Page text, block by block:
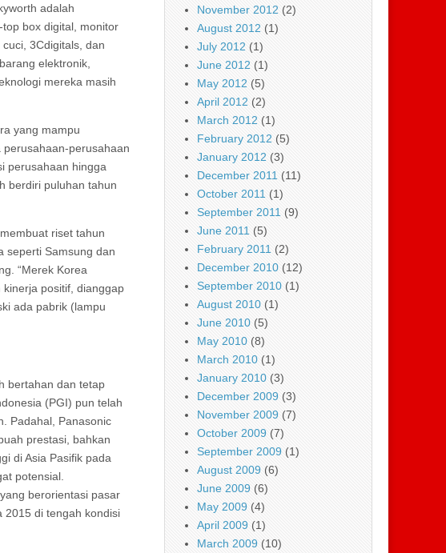
adalah
box digital, monitor
3Cdigitals, dan
elektronik,
mereka masih
yang mampu
perusahaan
perusahaan hingga
berdiri puluhan tahun
riset tahun
seperti Samsung dan
“Merek Korea
positif, dianggap
ada pabrik (lampu
bertahan dan tetap
(PGI) pun telah
Padahal, Panasonic
prestasi, bahkan
di Asia Pasifik pada
potensial.
berorientasi pasar
2015 di tengah kondisi
November 2012 (2)
August 2012 (1)
July 2012 (1)
June 2012 (1)
May 2012 (5)
April 2012 (2)
March 2012 (1)
February 2012 (5)
January 2012 (3)
December 2011 (11)
October 2011 (1)
September 2011 (9)
June 2011 (5)
February 2011 (2)
December 2010 (12)
September 2010 (1)
August 2010 (1)
June 2010 (5)
May 2010 (8)
March 2010 (1)
January 2010 (3)
December 2009 (3)
November 2009 (7)
October 2009 (7)
September 2009 (1)
August 2009 (6)
June 2009 (6)
May 2009 (4)
April 2009 (1)
March 2009 (10)